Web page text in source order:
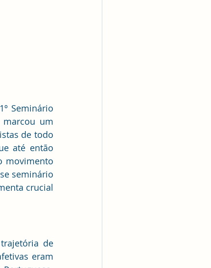
Seminário
marcou um
de todo
até então
movimento
seminário
crucial
de
eram